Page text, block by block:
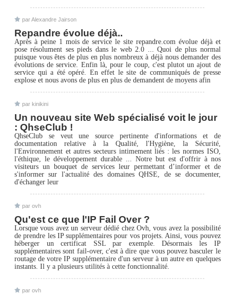
par Alexandre Jairson
Repandre évolue déjà..
Après à peine 1 mois de service le site repandre.com évolue déjà et
pose résolument ses pieds dans le web 2.0 ... Quoi de plus normal
puisque vous êtes de plus en plus nombreux à déjà nous demander des
évolutions de service. Enfin là, pour le coup, c'est plutot un ajout de
service qui a été opéré. En effet le site de communiqués de presse
explose et nous avons de plus en plus de demandent de moyens afin
par kinikini
Un nouveau site Web spécialisé voit le jour
: QhseClub !
QhseClub se veut une source pertinente d'informations et de
documentation relative à la Qualité, l'Hygiène, la Sécurité,
l'Environnement et autres secteurs intimement liés : les normes ISO,
l'éthique, le développement durable ... Notre but est d'offrir à nos
visiteurs un bouquet de services leur permettant d’informer et de
s'informer sur l'actualité des domaines QHSE, de se documenter,
d'échanger leur
par ovh
Qu'est ce que l'IP Fail Over ?
Lorsque vous avez un serveur dédié chez Ovh, vous avez la possibilité
de prendre les IP supplémentaires pour vos projets. Ainsi, vous pouvez
héberger un certificat SSL par exemple. Désormais les IP
supplémentaires sont fail-over, c'est à dire que vous pouvez basculer le
routage de votre IP supplémentaire d'un serveur à un autre en quelques
instants. Il y a plusieurs utilités à cette fonctionnalité.
par ovh